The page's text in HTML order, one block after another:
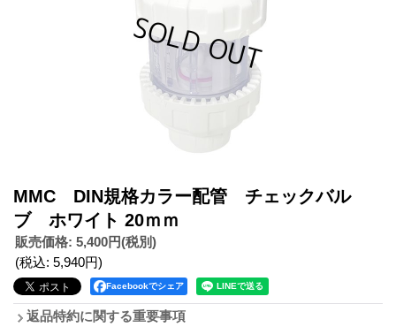
MMC DIN規格カラー配管 チェックバル
ブ ホワイト 20ｍｍ
販売価格: 5,400円(税別)
(税込: 5,940円)
Facebookでシェア
返品特約に関する重要事項